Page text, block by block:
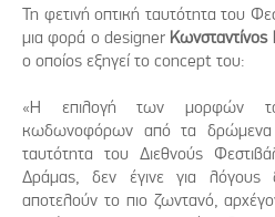
Τη φετινή οπτική ταυτότητα του
μια φορά ο designer Κωνσταντίνος
ο οποίος εξηγεί το concept του:
«Η επιλογή των μορφών
κωδωνοφόρων από τα δρώμενα
ταυτότητα του Διεθνούς
Δράμας, δεν έγινε για λόγους
αποτελούν το πιο ζωντανό,